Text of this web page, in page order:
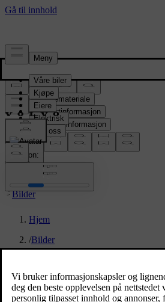
Presserom
Pressemateriale
Produktinformasjon
Selskapsinformasjon
Mediekontakter
location:
NO
Bilder
Hjem
/Bilder